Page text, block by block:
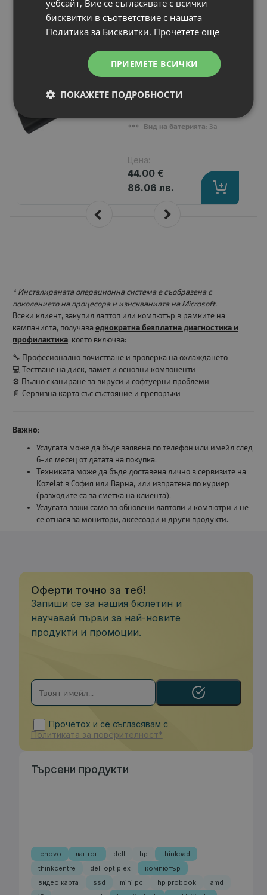
N
Батерия за лаптоп
Капацитет : 6600 mAh
Волтаж : 10.80 V
Вид на батерията: Заместител
Цена:
44.00 €
86.06 лв.
* Инсталираната операционна система е съобразена с
поколението на процесора и изискванията на Microsoft.
Всеки клиент, закупил лаптоп или компютър в рамките на
кампанията, получава еднократна безплатна диагностика и
профилактика, която включва:
🔧 Професионално почистване и проверка на охлаждането
💻 Тестване на диск, памет и основни компоненти
⚙️ Пълно сканиране за вируси и софтуерни проблеми
📄 Сервизна карта със състояние и препоръки
Важно:
Услугата може да бъде заявена по телефон или имейл след
6-ия месец от датата на покупка.
Техниката може да бъде доставена лично в сервизите на
Kozelat в София или Варна, или изпратена по куриер
(разходите са за сметка на клиента).
Услугата важи само за обновени лаптопи и компютри и не
се отнася за монитори, аксесоари и други продукти.
Оферти точно за теб!
Запиши се за нашия бюлетин и
научавай първи за най-новите
продукти и промоции.
Прочетох и се съгласявам с
Политиката за поверителност*
Търсени продукти
lenovo лаптоп dell hp
thinkpad
thinkcentre
dell optiplex
компютър
видео карта
ssd mini pc hp probook
amd
уебсайт, Вие се съгласявате с всички
бисквитки в съответствие с нашата
Политика за Бисквитки. Прочетете още
ПРИЕМЕТЕ ВСИЧКИ
ПОКАЖЕТЕ ПОДРОБНОСТИ